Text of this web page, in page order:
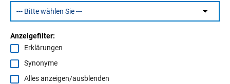
Anzeigefilter:
Erklärungen
Synonyme
Alles anzeigen/ausblenden